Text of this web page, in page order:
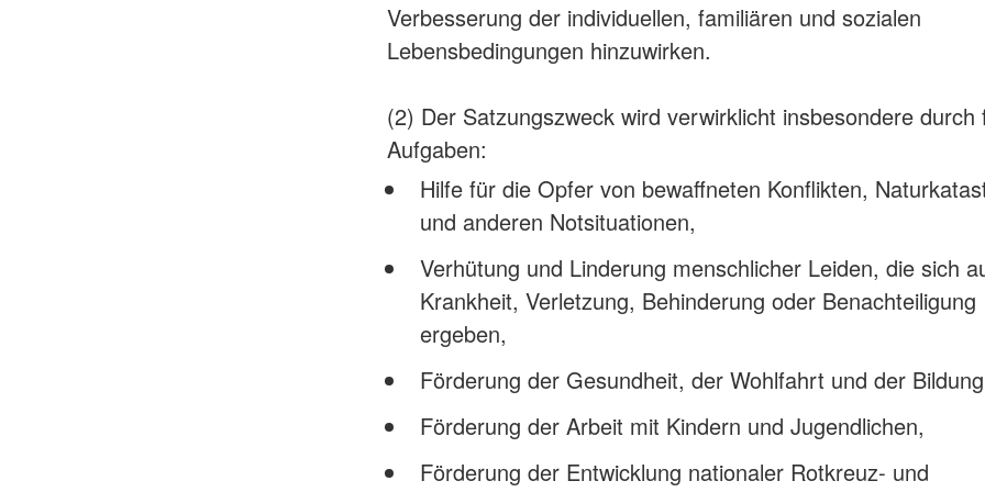
Verbesserung der individuellen, familiären und sozialen
Lebensbedingungen hinzuwirken.
(2) Der Satzungszweck wird verwirklicht insbesondere durch
Aufgaben:
Hilfe für die Opfer von bewaffneten Konflikten,
und anderen Notsituationen,
Verhütung und Linderung menschlicher Leiden, die sich
Krankheit, Verletzung, Behinderung oder Benachteiligung
ergeben,
Förderung der Gesundheit, der Wohlfahrt und der
Förderung der Arbeit mit Kindern und Jugendlichen,
Förderung der Entwicklung nationaler Rotkreuz- und